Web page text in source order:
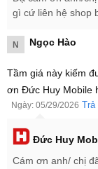
Xiaomi 17T Pro
gì cứ liên hệ shop
N Ngọc Hào
Tầm giá này kiếm
ơn Đức Huy Mobile
Ngày: 05/29/2026 Trả
Đức Huy
Cám ơn anh/ chị